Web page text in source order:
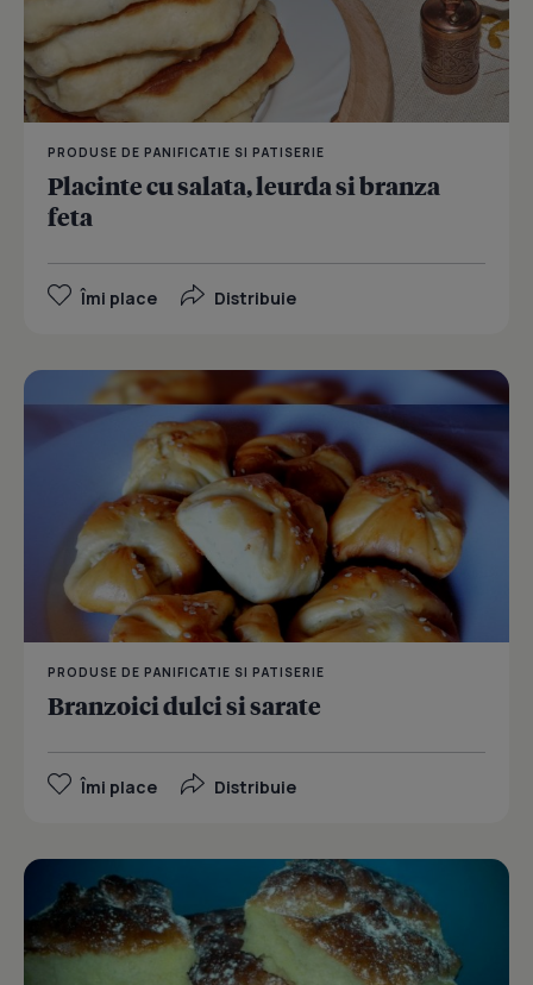
PRODUSE DE PANIFICATIE SI PATISERIE
Placinte cu salata, leurda si branza
feta
Îmi place Distribuie
PRODUSE DE PANIFICATIE SI PATISERIE
Branzoici dulci si sarate
Îmi place Distribuie